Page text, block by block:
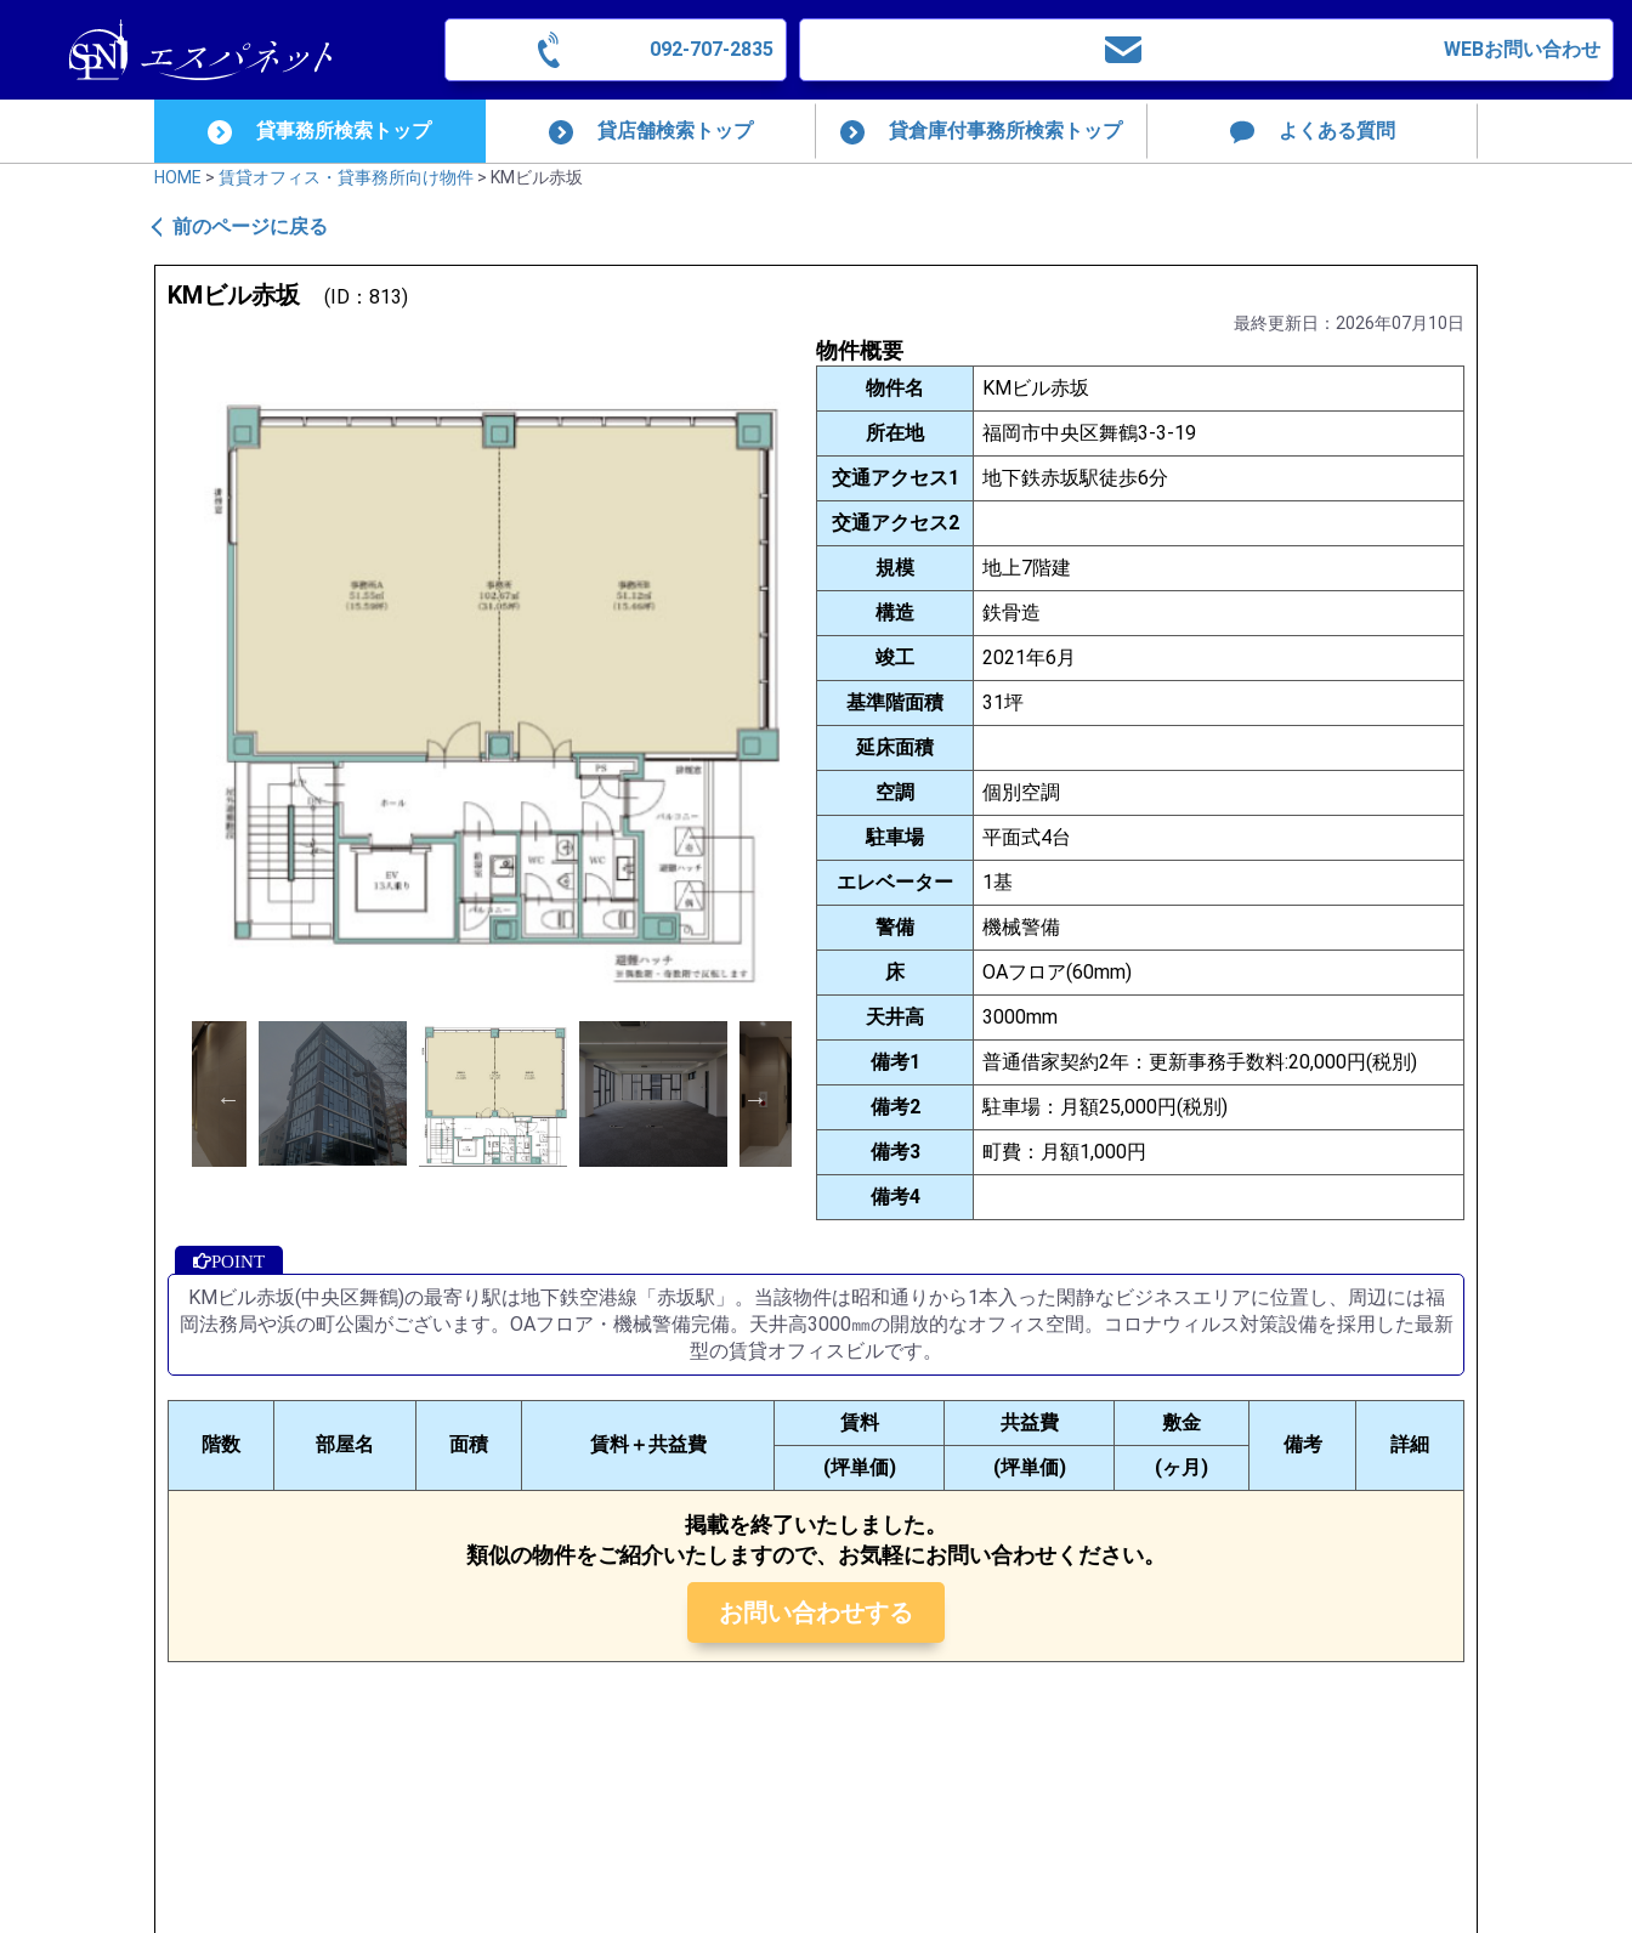
092-707-2835 WEBお問い合わせ
貸事務所検索トップ 貸店舗検索トップ 貸倉庫付事務所検索トップ よくある質問
HOME > 賃貸オフィス・貸事務所向け物件 > KMビル赤坂
前のページに戻る
KMビル赤坂 (ID：813)
最終更新日：2026年07月10日
物件概要
物件名
KMビル赤坂
所在地
福岡市中央区舞鶴3-3-19
交通アクセス1
地下鉄赤坂駅徒歩6分
交通アクセス2
規模
地上7階建
構造
鉄骨造
竣工
2021年6月
基準階面積
31坪
延床面積
空調
個別空調
駐車場
平面式4台
エレベーター
1基
警備
機械警備
床
OAフロア(60mm)
天井高
3000mm
備考1
普通借家契約2年：更新事務手数料:20,000円(税別)
備考2
駐車場：月額25,000円(税別)
備考3
町費：月額1,000円
備考4
KMビル赤坂(中央区舞鶴)の最寄り駅は地下鉄空港線「赤坂駅」。当該物件は昭和通りから1本入った閑静なビジネスエリアに位置し、周辺には福
岡法務局や浜の町公園がございます。OAフロア・機械警備完備。天井高3000㎜の開放的なオフィス空間。コロナウィルス対策設備を採用した最新
型の賃貸オフィスビルです。
掲載を終了いたしました。
類似の物件をご紹介いたしますので、お気軽にお問い合わせください。
お問い合わせする
階数 部屋名 面積 賃料＋共益費
賃料 共益費
敷金
備考
詳細
(坪単価)
(坪単価) (ヶ月)